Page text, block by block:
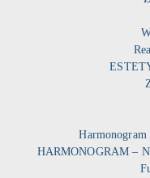
HARMONOGRAM –